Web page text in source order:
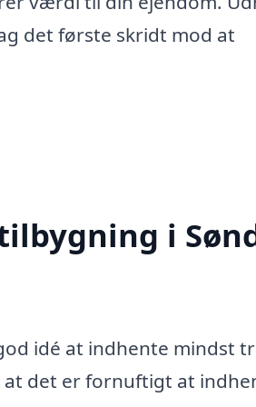
det første skridt mod at
i
idé at indhente mindst
det er fornuftigt at